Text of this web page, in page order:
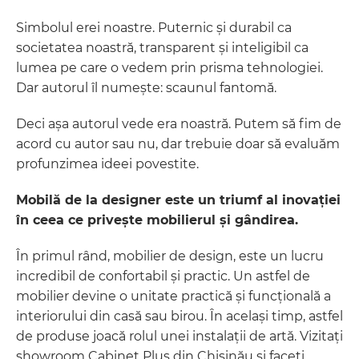
Simbolul erei noastre. Puternic și durabil ca
societatea noastră, transparent și inteligibil ca
lumea pe care o vedem prin prisma tehnologiei.
Dar autorul îl numește: scaunul fantomă.
Deci așa autorul vede era noastră. Putem să fim de
acord cu autor sau nu, dar trebuie doar să evaluăm
profunzimea ideei povestite.
Mobilă de la designer este un triumf al inovației
în ceea ce privește mobilierul și gândirea.
În primul rând, mobilier de design, este un lucru
incredibil de confortabil și practic. Un astfel de
mobilier devine o unitate practică și funcțională a
interiorului din casă sau birou. În același timp, astfel
de produse joacă rolul unei instalații de artă. Vizitați